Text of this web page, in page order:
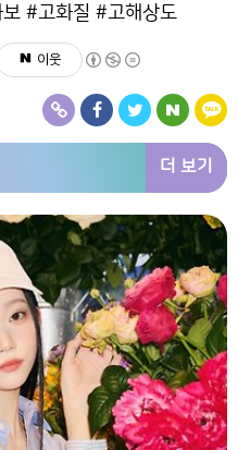
#고화질 #고해상도
이웃
더 보기